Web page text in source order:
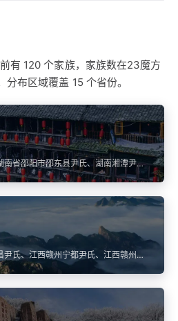
有 120 个家族，家族数在23魔方
布区域覆盖 15 个省份。
南省邵阳市邵东县尹氏、湖南湘潭尹
尹氏
氏、江西赣州宁都尹氏、江西赣州瑞